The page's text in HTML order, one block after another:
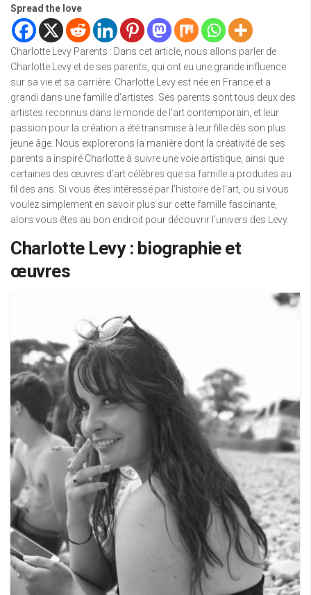
Spread the love
Charlotte Levy Parents : Dans cet article, nous allons parler de
Charlotte Levy et de ses parents, qui ont eu une grande influence
sur sa vie et sa carrière. Charlotte Levy est née en France et a
grandi dans une famille d’artistes. Ses parents sont tous deux des
artistes reconnus dans le monde de l’art contemporain, et leur
passion pour la création a été transmise à leur fille dès son plus
jeune âge. Nous explorerons la manière dont la créativité de ses
parents a inspiré Charlotte à suivre une voie artistique, ainsi que
certaines des œuvres d’art célèbres que sa famille a produites au
fil des ans. Si vous êtes intéressé par l’histoire de l’art, ou si vous
voulez simplement en savoir plus sur cette famille fascinante,
alors vous êtes au bon endroit pour découvrir l’univers des Levy.
Charlotte Levy : biographie et
œuvres